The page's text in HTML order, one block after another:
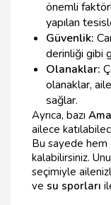
önemli
yapılan
Güvenlik:
derinliği gibi
Olanaklar:
olanaklar,
sağlar.
Ayrıca, bazı
ailece
Bu sayede hem
kalabilirsiniz.
seçimiyle
ve su sporları